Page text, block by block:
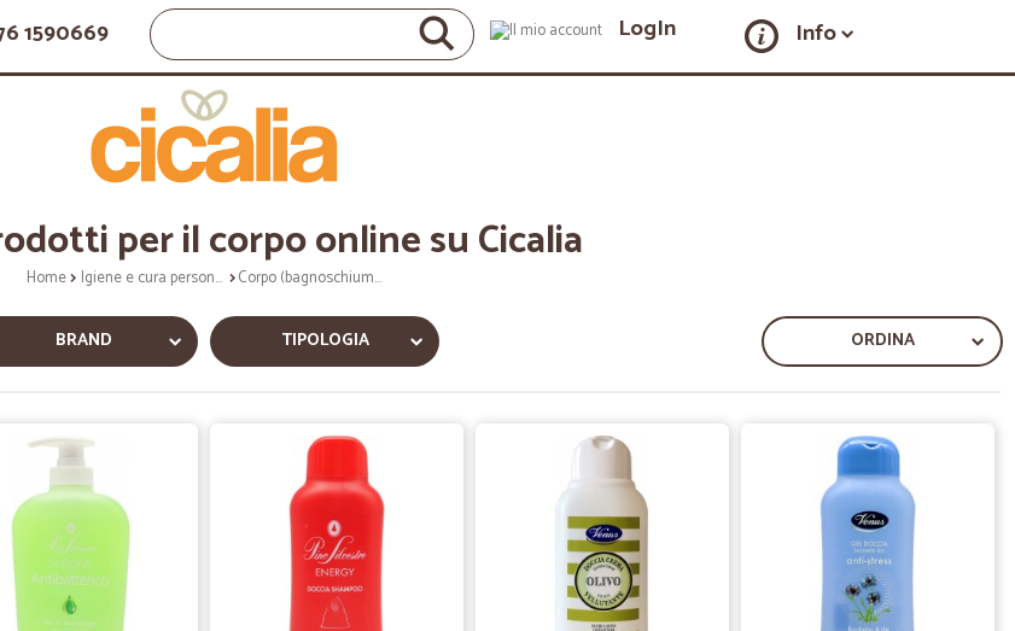
1590669 LogIn Info
per il corpo online su Cicalia
Home Igiene e cura personale Corpo (bagnoschiuma, crema corpo)
BRAND TIPOLOGIA ORDINA